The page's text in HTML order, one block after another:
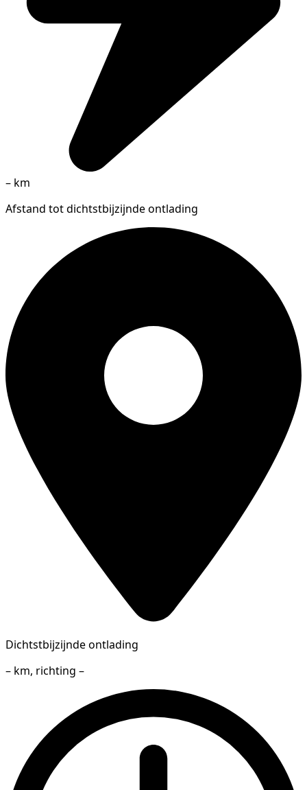
– km
Afstand tot dichtstbijzijnde ontlading
Dichtstbijzijnde ontlading
– km, richting –